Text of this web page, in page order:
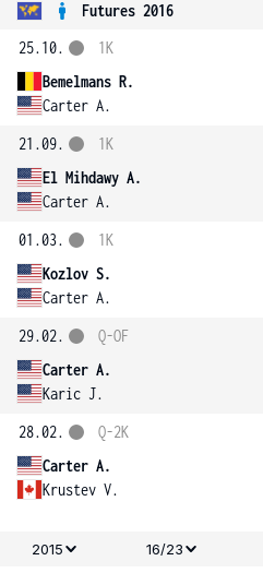
Futures 2016
25.10.
Bemelmans R.
Carter A.
1K
21.09.
El Mihdawy A.
Carter A.
1K
01.03.
Kozlov S.
Carter A.
1K
29.02.
Carter A.
Karic J.
Q-OF
28.02.
Carter A.
Krustev V.
Q-2K
2015 16/23